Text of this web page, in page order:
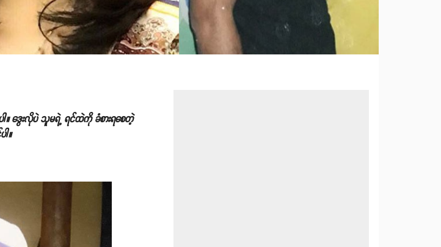
ဒွေးလိုပဲ သူမရဲ့ ရင်ထဲကို ခံစားရစေတဲ့
။